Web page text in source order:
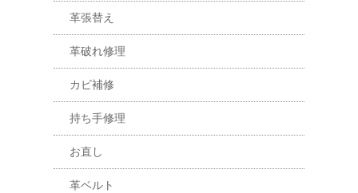
革張替え
革破れ修理
カビ補修
持ち手修理
お直し
革ベルト